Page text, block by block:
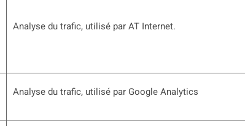
Analyse du trafic, utilisé par AT Internet.
Analyse du trafic, utilisé par Google Analytics